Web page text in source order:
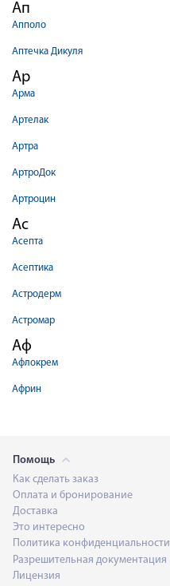
Ап
Апполо
Аптечка Дикуля
Ар
Арма
Артелак
Артра
АртроДок
Артроцин
Ас
Асепта
Асептика
Астродерм
Астромар
Аф
Афлокрем
Африн
Помощь
Как сделать заказ
Оплата и бронирование
Доставка
Это интересно
Политика конфиденциальности
Разрешительная документация
Лицензия